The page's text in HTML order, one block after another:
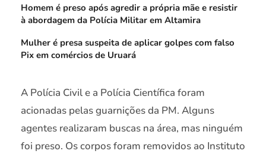
Homem é preso após agredir a própria mãe e resistir
à abordagem da Polícia Militar em Altamira
Mulher é presa suspeita de aplicar golpes com falso
Pix em comércios de Uruará
A Polícia Civil e a Polícia Científica foram
acionadas pelas guarnições da PM. Alguns
agentes realizaram buscas na área, mas ninguém
foi preso. Os corpos foram removidos ao Instituto